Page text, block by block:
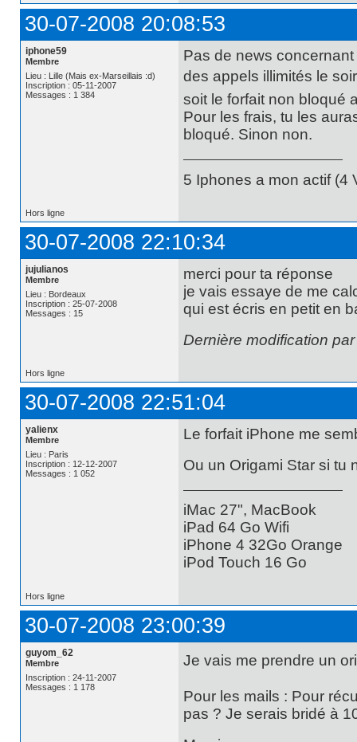
30-07-2008 20:08:53
iphone59
Membre
Lieu : Lille (Mais ex-Marseillais :d)
Inscription : 05-11-2007
Messages : 1 384
Pas de news
des appels illimités le
soit le forfait non bloqué
Pour les frais, tu les
bloqué. Sinon non.
5 Iphones a mon actif (4
Hors ligne
30-07-2008 22:10:34
jujulianos
Membre
Lieu : Bordeaux
Inscription : 25-07-2008
Messages : 15
merci pour ta réponse
je vais essaye de me
qui est écris en petit en
Dernière modification
Hors ligne
30-07-2008 22:51:04
yalienx
Membre
Lieu : Paris
Inscription : 12-12-2007
Messages : 1 052
Le forfait iPhone me
Ou un Origami Star si tu
iMac 27", MacBook
iPad 64 Go Wifi
iPhone 4 32Go Orange
iPod Touch 16 Go
Hors ligne
30-07-2008 23:00:39
guyom_62
Membre
Inscription : 24-11-2007
Messages : 1 178
Je vais me prendre un
Pour les mails : Pour
pas ? Je serais bridé à